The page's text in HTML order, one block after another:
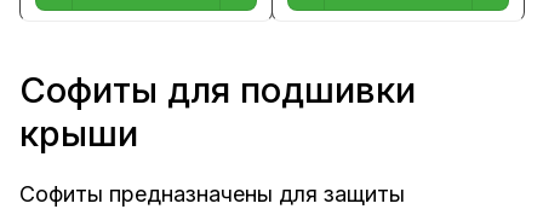
Софиты для подшивки
крыши
Софиты предназначены для защиты